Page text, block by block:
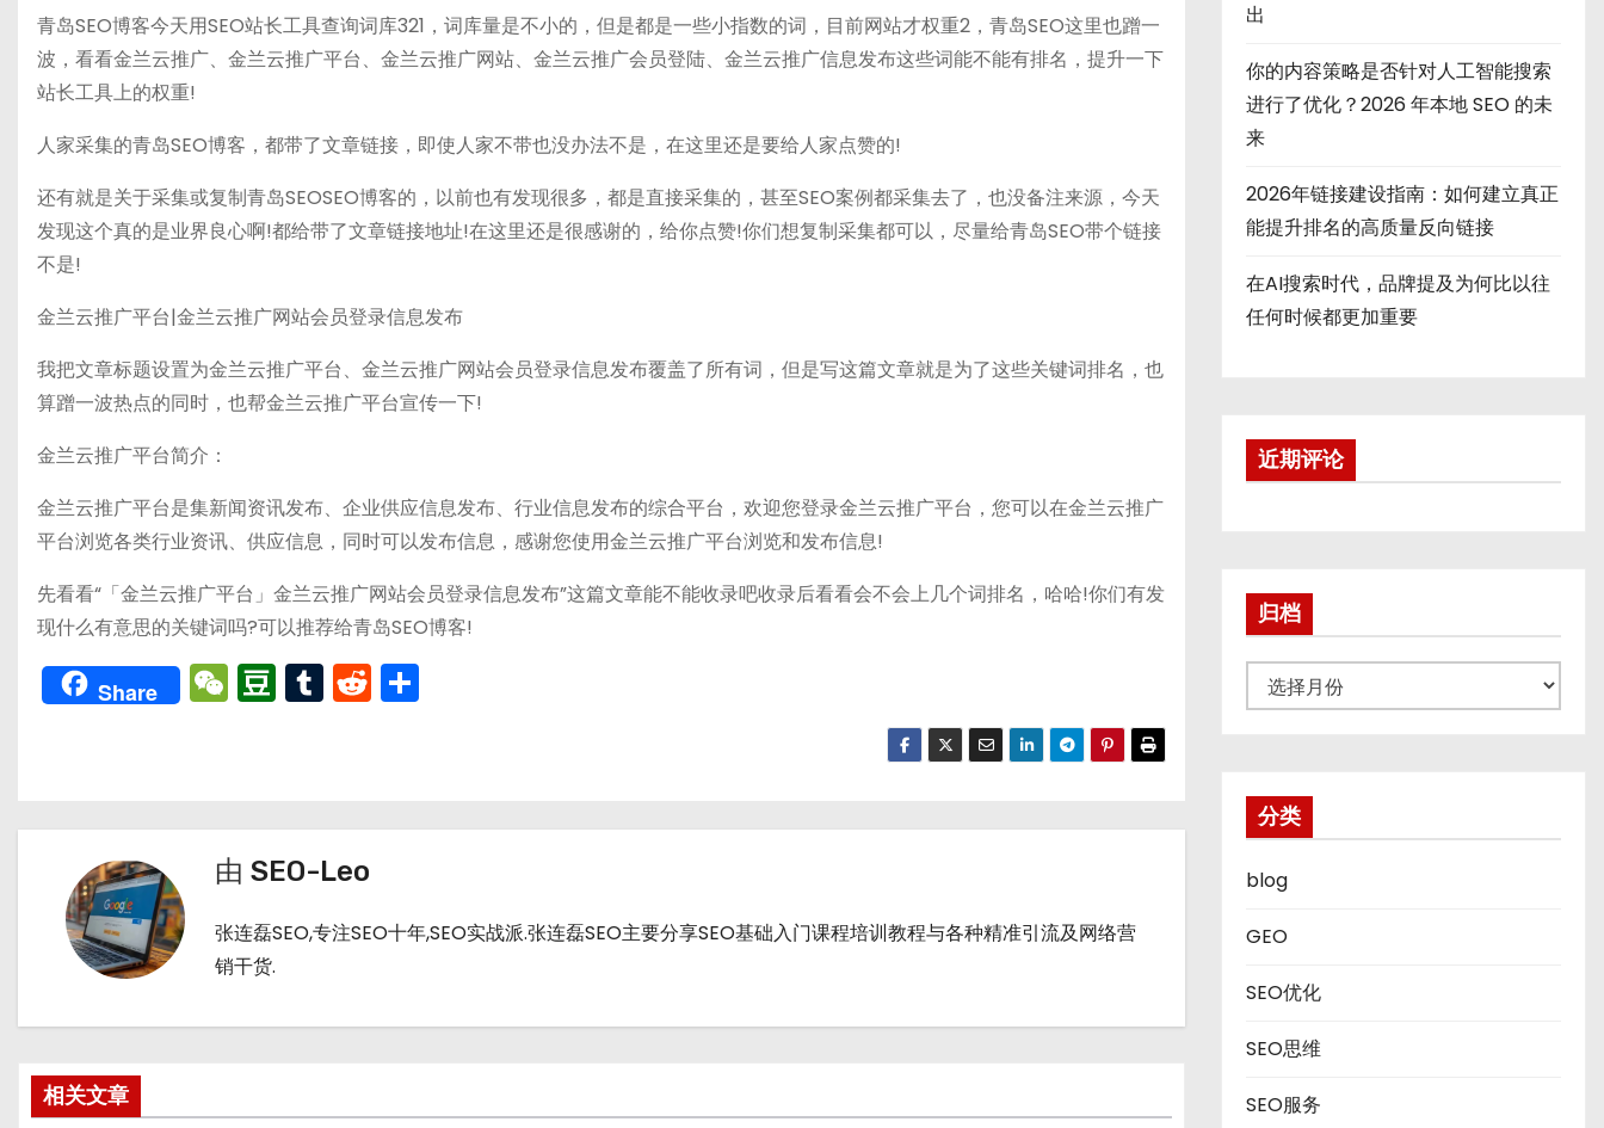
青岛SEO博客今天用SEO站长工具查询词库321，词库量是不小的，但是都是一些小指数的词，目前网站才权重2，青岛SEO这里也蹭一
波，看看金兰云推广、金兰云推广平台、金兰云推广网站、金兰云推广会员登陆、金兰云推广信息发布这些词能不能有排名，提升一下
站长工具上的权重!
人家采集的青岛SEO博客，都带了文章链接，即使人家不带也没办法不是，在这里还是要给人家点赞的!
还有就是关于采集或复制青岛SEOSEO博客的，以前也有发现很多，都是直接采集的，甚至SEO案例都采集去了，也没备注来源，今天
发现这个真的是业界良心啊!都给带了文章链接地址!在这里还是很感谢的，给你点赞!你们想复制采集都可以，尽量给青岛SEO带个链接
不是!
金兰云推广平台|金兰云推广网站会员登录信息发布
我把文章标题设置为金兰云推广平台、金兰云推广网站会员登录信息发布覆盖了所有词，但是写这篇文章就是为了这些关键词排名，也
算蹭一波热点的同时，也帮金兰云推广平台宣传一下!
金兰云推广平台简介：
金兰云推广平台是集新闻资讯发布、企业供应信息发布、行业信息发布的综合平台，欢迎您登录金兰云推广平台，您可以在金兰云推广
平台浏览各类行业资讯、供应信息，同时可以发布信息，感谢您使用金兰云推广平台浏览和发布信息!
先看看“「金兰云推广平台」金兰云推广网站会员登录信息发布”这篇文章能不能收录吧收录后看看会不会上几个词排名，哈哈!你们有发
现什么有意思的关键词吗?可以推荐给青岛SEO博客!
Share W
e
a
t
D
o
a
n
T
u
r
R
e
t
由 SEO-Leo
张连磊SEO,专注SEO十年,SEO实战派.张连磊SEO主要分享SEO基础入门课程培训教程与各种精准引流及网络营
销干货.
相关文章
出
你的内容策略是否针对人工智能搜索
进行了优化？2026 年本地 SEO 的未
来
2026年链接建设指南：如何建立真正
能提升排名的高质量反向链接
在AI搜索时代，品牌提及为何比以往
任何时候都更加重要
近期评论
归档
档
分类
blog
GEO
SEO优化
SEO思维
SEO服务